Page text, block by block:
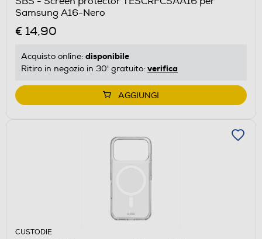
Samsung A16-Nero
€ 14,90
Acquisto online: disponibile
Ritiro in negozio in 30' gratuito: verifica
AGGIUNGI
CUSTODIE